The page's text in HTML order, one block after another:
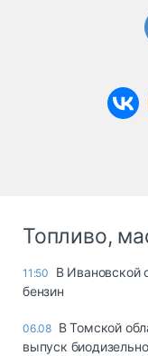
Топливо,
11:50
В Ивановской
бензин
06.08 В Томской
выпуск